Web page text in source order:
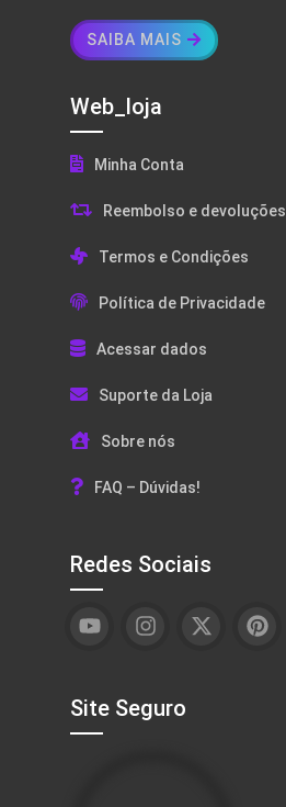
SAIBA MAIS
Web_loja
Minha Conta
Reembolso e devoluções
Termos e Condições
Política de Privacidade
Acessar dados
Suporte da Loja
Sobre nós
FAQ – Dúvidas!
Redes Sociais
Site Seguro